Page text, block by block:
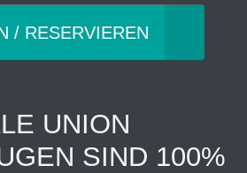
/ RESERVIEREN
UNION
SIND 100%